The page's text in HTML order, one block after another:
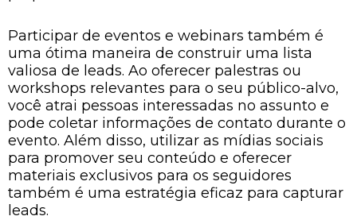
Participar de eventos e webinars também é
uma ótima maneira de construir uma lista
valiosa de leads. Ao oferecer palestras ou
workshops relevantes para o seu público-alvo,
você atrai pessoas interessadas no assunto e
pode coletar informações de contato durante o
evento. Além disso, utilizar as mídias sociais
para promover seu conteúdo e oferecer
materiais exclusivos para os seguidores
também é uma estratégia eficaz para capturar
leads.